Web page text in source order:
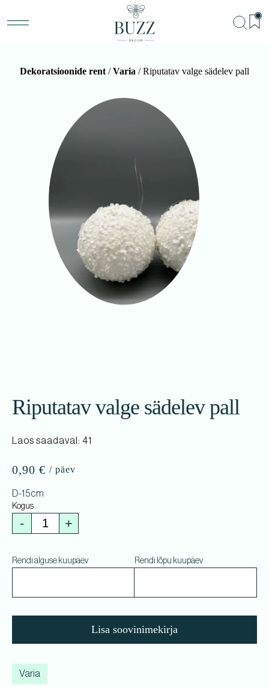
Dekoratsioonide rent /Varia / Riputatav valge sädelev pall
Riputatav valge sädelev pall
Laos saadaval: 41
0,90 €
D-15cm
- +
Rendi alguse kuupäev Rendi lõpu kuupäev
Lisa soovinimekirja
Varia